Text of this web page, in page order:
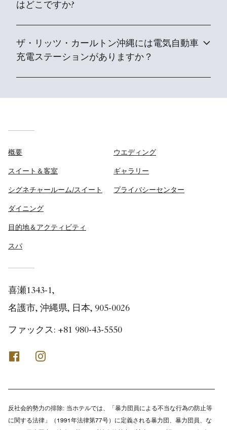
はどこですか?
ザ・リッツ・カールトン沖縄には電気自動車
充電ステーションがありますか？
概要
スイート＆客室
シグネチャールーム/スイート
ダイニング
目的地＆アクティビティ
スパ
ウエディング
ギャラリー
プライバシーセンター
喜瀬1343-1,
名護市, 沖縄県, 日本, 905-0026
ファックス: +81 980-43-5550
Facebook
反社会的勢力の排除: 当ホテルでは、「暴力団員による不当な行為の防止等
に関する法律」（1991年法律第77号）に定義される暴力団、暴力団員、な